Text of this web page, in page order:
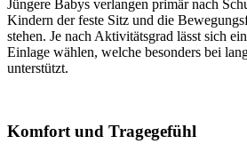
Jüngere Babys verlangen primär nach
Kindern der feste Sitz und die
stehen. Je nach Aktivitätsgrad lässt sich
Einlage wählen, welche besonders bei
unterstützt.
Komfort und Tragegefühl